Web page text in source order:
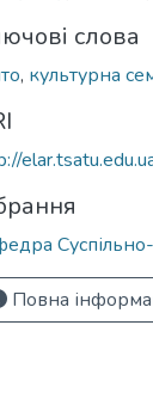
слова
, культурна
Повна